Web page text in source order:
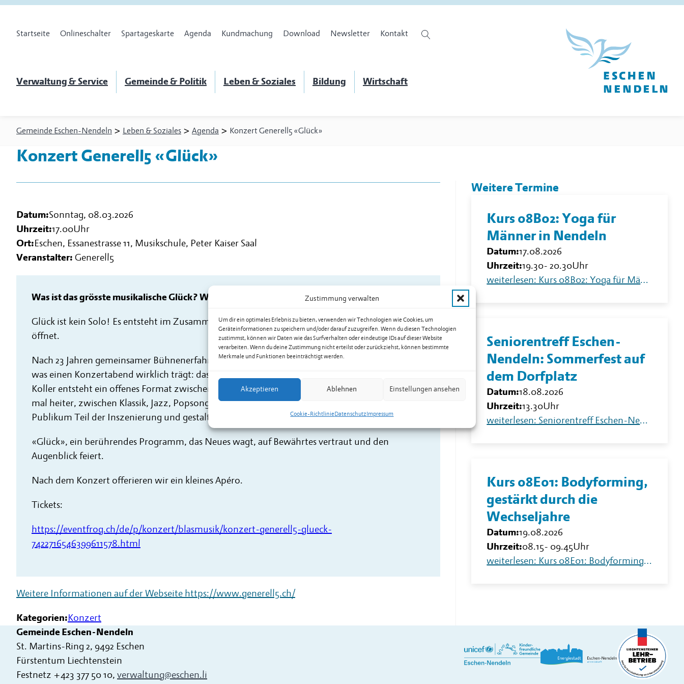
Zustimmung verwalten
Um dir ein optimales Erlebnis zu bieten, verwenden wir Technologien wie Cookies, um
Geräteinformationen zu speichern und/oder darauf zuzugreifen. Wenn du diesen Technologien
zustimmst, können wir Daten wie das Surfverhalten oder eindeutige IDs auf dieser Website
verarbeiten. Wenn du deine Zustimmung nicht erteilst oder zurückziehst, können bestimmte
Merkmale und Funktionen beeinträchtigt werden.
Akzeptieren Ablehnen Einstellungen ansehen
Cookie-RichtlinieDatenschutzImpressum
Startseite Onlineschalter Spartageskarte Agenda Kundmachung Download Newsletter Kontakt
Verwaltung & Service Gemeinde & Politik Leben & Soziales Bildung Wirtschaft
Gemeinde Eschen-Nendeln > Leben & Soziales > Agenda > Konzert Generell5 «Glück»
Konzert Generell5 «Glück»
Datum:Sonntag, 08.03.2026
Uhrzeit:17.00Uhr
Ort:Eschen, Essanestrasse 11, Musikschule, Peter Kaiser Saal
Veranstalter: Generell5
Was ist das grösste musikalische Glück? Wir spielen die Antwort.
Glück ist kein Solo! Es entsteht im Zusammenspiel, im gemeinsamen Atmen, im Klang, der sich
öffnet.
Nach 23 Jahren gemeinsamer Bühnenerfahrung begibt sich Generell5 auf die Suche nach dem,
was einen Konzertabend wirklich trägt: das geteilte Glück! Zusammen mit Regisseur Daniel
Koller entsteht ein offenes Format zwischen Konzert, Theater und Performance – mal ernst,
mal heiter, zwischen Klassik, Jazz, Popsongs, Volksmusik und Improvisation. Dabei wird das
Publikum Teil der Inszenierung und gestaltet den Moment mit.
«Glück», ein berührendes Programm, das Neues wagt, auf Bewährtes vertraut und den
Augenblick feiert.
Nach dem Konzert offerieren wir ein kleines Apéro.
Tickets:
https://eventfrog.ch/de/p/konzert/blasmusik/konzert-generell5-glueck-
7422716546399611578.html
Weitere Informationen auf der Webseite https://www.generell5.ch/
Kategorien:Konzert
Weitere Termine
Kurs 08B02: Yoga für
Männer in Nendeln
Datum:17.08.2026
Uhrzeit:19.30-20.30Uhr
weiterlesen: Kurs 08B02: Yoga für Männer in Nendeln
Seniorentreff Eschen-
Nendeln: Sommerfest auf
dem Dorfplatz
Datum:18.08.2026
Uhrzeit:13.30Uhr
weiterlesen: Seniorentreff Eschen-Nendeln: Sommerfest auf dem Dorfplatz
Kurs 08E01: Bodyforming,
gestärkt durch die
Wechseljahre
Datum:19.08.2026
Uhrzeit:08.15- 09.45Uhr
weiterlesen: Kurs 08E01: Bodyforming, gestärkt durch die Wechseljahre
Gemeinde Eschen-Nendeln
St. Martins-Ring 2, 9492 Eschen
Fürstentum Liechtenstein
Festnetz +423 377 50 10, verwaltung@eschen.li